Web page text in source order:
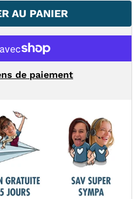
AU PANIER
de paiement